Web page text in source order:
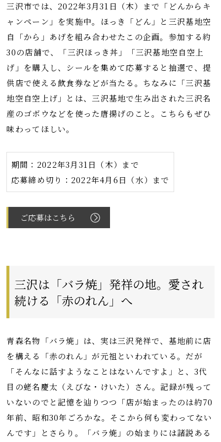
三沢市では、2022年3月31日（木）まで「どんからキ
ャンペーン」を実施中。ほっき「どん」と三沢基地空
自「から」あげを組み合わせたこの企画。参加する約
30の店舗で、「三沢ほっき丼」「三沢基地空自空上
げ」を購入し、シールを集めて応募すると抽選で、提
供店で使える飲食券などが当たる。ちなみに「三沢基
地空自空上げ」とは、三沢基地で生み出された三沢名
産のゴボウなどを使った唐揚げのこと。こちらもぜひ
味わってほしい。
期間：2022年3月31日（木）まで
応募締め切り：2022年4月6日（水）まで
ご応募はこちら
三沢は「バラ焼」発祥の地。愛され
続ける「赤のれん」へ
青森名物「バラ焼」は、実は三沢発祥で、基地前に店
を構える「赤のれん」が元祖といわれている。だが
「そんなに話すようなことはないんですよ」と、3代
目の蛯名慶太（えびな・けいた）さん。記録が残って
いないのでと記憶を辿りつつ「店が始まったのは約70
年前、昭和30年ごろかな。そこから何も変わってない
んです」とさらり。「バラ焼」の始まりには諸説ある